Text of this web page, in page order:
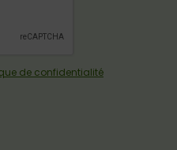
de confidentialité